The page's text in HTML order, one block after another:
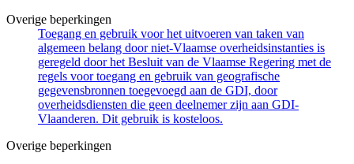
Overige beperkingen
Toegang en gebruik voor het uitvoeren van taken van
algemeen belang door niet-Vlaamse overheidsinstanties is
geregeld door het Besluit van de Vlaamse Regering met de
regels voor toegang en gebruik van geografische
gegevensbronnen toegevoegd aan de GDI, door
overheidsdiensten die geen deelnemer zijn aan GDI-
Vlaanderen. Dit gebruik is kosteloos.
Overige beperkingen